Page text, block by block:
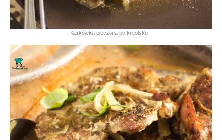
Karkówka pieczona po kreolsku